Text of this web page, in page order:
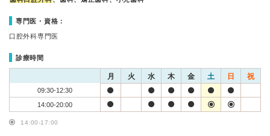
専門医・資格：
口腔外科専門医
診療時間
月 火 水 木 金 土 日 祝
09:30-12:30
14:00-20:00
14:00-17:00